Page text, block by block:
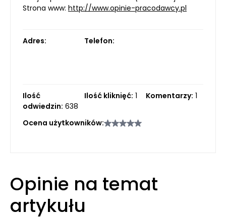
Strona www: http://www.opinie-pracodawcy.pl
Adres: Telefon:
Ilość
odwiedzin: 638
Ilość kliknięć: 1 Komentarzy: 1
Ocena użytkowników:
Opinie na temat
artykułu